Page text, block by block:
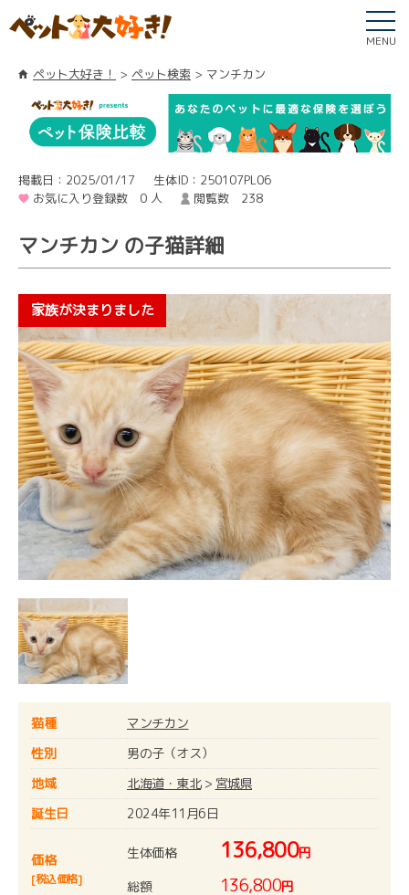
MENU
ペット大好き！ ペット検索 マンチカン
掲載日：2025/01/17
生体ID：250107PL06
お気に入り登録数 0 人
閲覧数 238
マンチカン の子猫詳細
猫種
マンチカン
性別
男の子（オス）
地域
北海道・東北> 宮城県
誕生日
2024年11月6日
価格
[税込価格]
生体価格 136,800円
総額
136,800円